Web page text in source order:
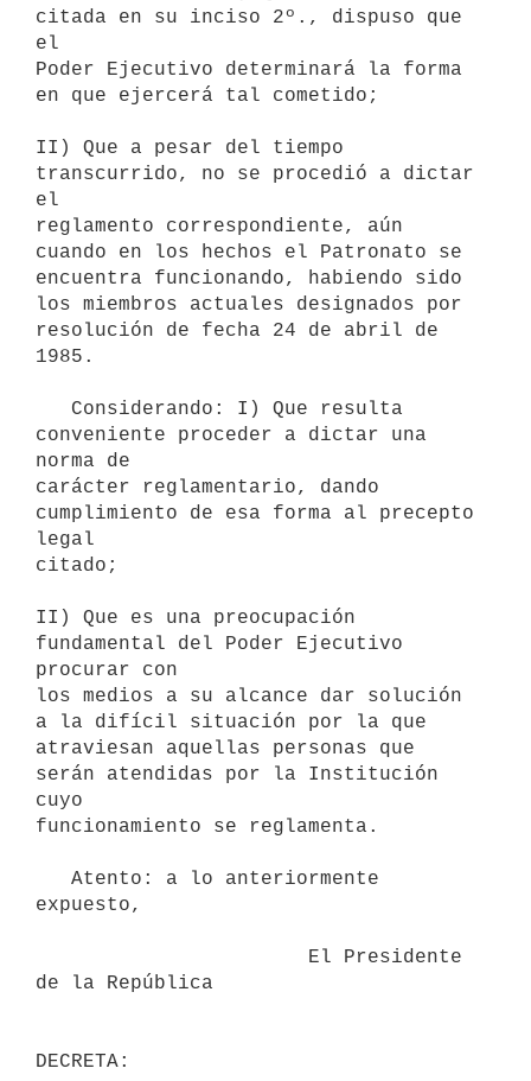
citada en su inciso 2º., dispuso que
el
Poder Ejecutivo determinará la forma
en que ejercerá tal cometido;
II) Que a pesar del tiempo
transcurrido, no se procedió a dictar
el
reglamento correspondiente, aún
cuando en los hechos el Patronato se
encuentra funcionando, habiendo sido
los miembros actuales designados por
resolución de fecha 24 de abril de
1985.
conveniente proceder a dictar una
norma de
carácter reglamentario, dando
cumplimiento de esa forma al precepto
legal
citado;
II) Que es una preocupación
fundamental del Poder Ejecutivo
procurar con
los medios a su alcance dar solución
a la difícil situación por la que
atraviesan aquellas personas que
serán atendidas por la Institución
cuyo
funcionamiento se reglamenta.
expuesto,
de la República